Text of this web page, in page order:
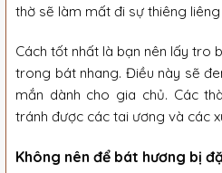
thờ sẽ làm mất đi sự thiêng
Cách tốt nhất là bạn nên lấy tro
trong bát nhang. Điều này sẽ
mắn dành cho gia chủ. Các
tránh được các tai ương và các
Không nên để bát hương bị